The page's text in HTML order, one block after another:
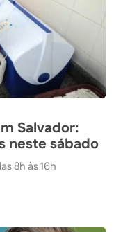
Salvador:
neste sábado
8h às 16h